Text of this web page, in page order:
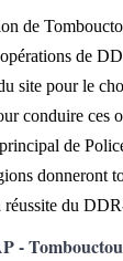
de
de
site pour le
conduire ces
de
donneront
réussite du
- Tombouctou